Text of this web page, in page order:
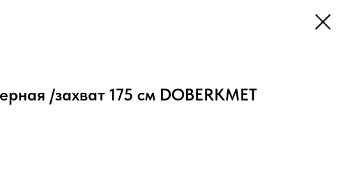
/захват 175 см DOBERKMET